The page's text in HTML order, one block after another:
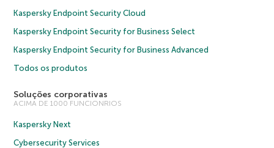
Kaspersky Endpoint Security Cloud
Kaspersky Endpoint Security for Business Select
Kaspersky Endpoint Security for Business Advanced
Todos os produtos
Soluções corporativas
ACIMA DE 1000 FUNCIONRIOS
Kaspersky Next
Cybersecurity Services